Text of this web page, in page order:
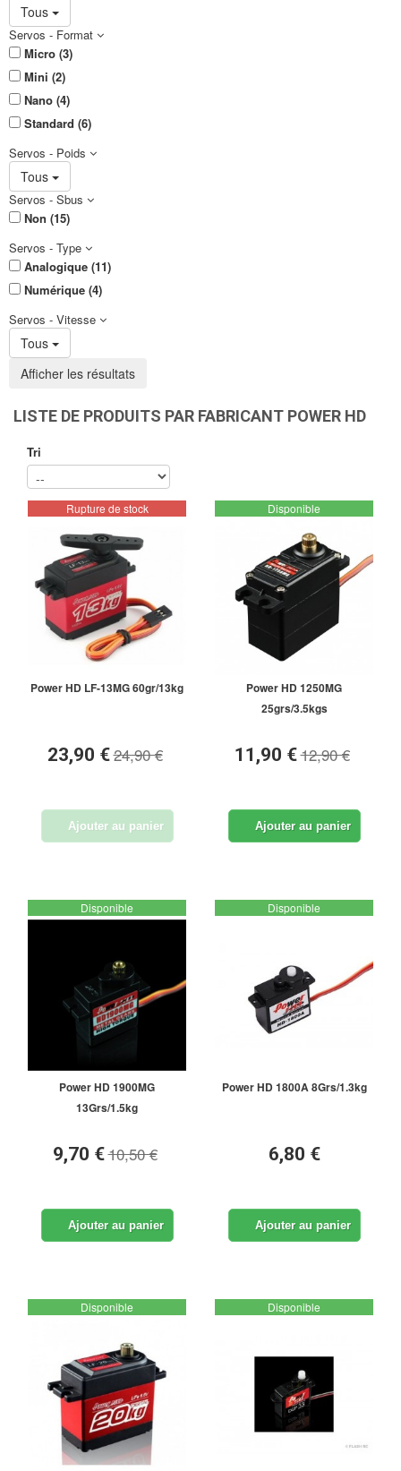
Tous
Servos - Format
Micro (3)
Mini (2)
Nano (4)
Standard (6)
Servos - Poids
Tous
Servos - Sbus
Non (15)
Servos - Type
Analogique (11)
Numérique (4)
Servos - Vitesse
Tous
Afficher les résultats
LISTE DE PRODUITS PAR FABRICANT POWER HD
Tri
Rupture de stock
Power HD LF-13MG 60gr/13kg
23,90 €24,90 €
Ajouter au panier
Disponible
Power HD 1250MG
25grs/3.5kgs
11,90 €12,90 €
Ajouter au panier
Disponible
Power HD 1900MG
13Grs/1.5kg
9,70 €10,50 €
Ajouter au panier
Disponible
Power HD 1800A 8Grs/1.3kg
6,80 €
Ajouter au panier
Disponible Disponible